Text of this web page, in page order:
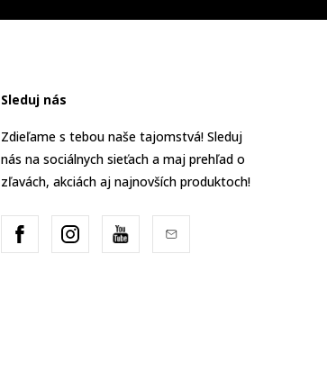
Sleduj nás
Zdieľame s tebou naše tajomstvá! Sleduj
nás na sociálnych sieťach a maj prehľad o
zľavách, akciách aj najnovších produktoch!